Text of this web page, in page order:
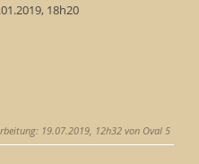
18h20
: 19.07.2019, 12h32 von Oval 5